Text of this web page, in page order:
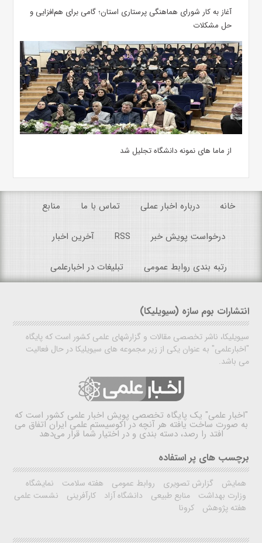
آغاز به کار شورای هماهنگی پرستاری استان؛ گامی برای هم‌افزایی و
حل مشکلات
از ماما های نمونه دانشگاه تجلیل شد
خانه درباره اخبار عملی تماس با ما منابع
درخواست پویش خبر RSS آخرین اخبار
رتبه بندی روابط عمومی تبلیغات در اخبارعلمی
انتشارات بوم سازه (سیویلیکا)
سیویلیکا، ناشر تخصصی مقالات و گزارشهای علمی کشور است که پایگاه
"اخبارعلمی" به عنوان یکی از زیر مجموعه های سیویلیکا در حال فعالیت
می باشد.
"اخبار علمی" یک پایگاه تخصصی پویش اخبار علمی کشور است که
به صورت ساخت یافته هر آنچه در اکوسیستم علمی ایران اتفاق می
افتد را رصد، دسته بندی و در اختیار شما قرار می‌دهد
برچسب های پر استفاده
همایش گزارش تصویری روابط عمومی هفته سلامت
نمایشگاه
وزارت بهداشت
منابع طبیعی دانشگاه آزاد کارآفرینی
نشست علمی
هفته پژوهش
کرونا